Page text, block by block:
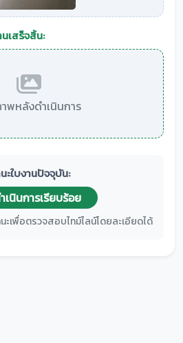
เสร็จสิ้น:
พหลังดำเนินการ
ะใบงานปัจจุบัน:
เนินการเรียบร้อย
เพื่อตรวจสอบไทม์ไลน์โดยละเอียดได้